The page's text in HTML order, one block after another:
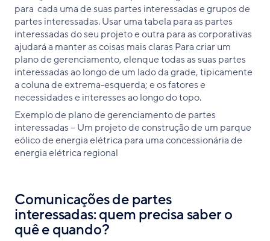
para cada uma de suas partes interessadas e grupos de
partes interessadas. Usar uma tabela para as partes
interessadas do seu projeto e outra para as corporativas
ajudará a manter as coisas mais claras Para criar um
plano de gerenciamento, elenque todas as suas partes
interessadas ao longo de um lado da grade, tipicamente
a coluna de extrema-esquerda; e os fatores e
necessidades e interesses ao longo do topo.
Exemplo de plano de gerenciamento de partes
interessadas – Um projeto de construção de um parque
eólico de energia elétrica para uma concessionária de
energia elétrica regional
Comunicações de partes
interessadas: quem precisa saber o
quê e quando?